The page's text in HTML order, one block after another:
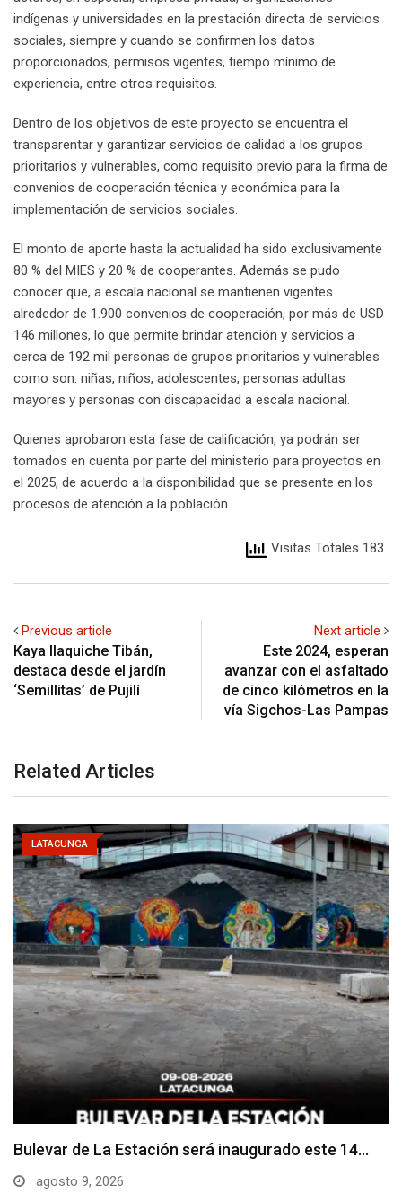
indígenas y universidades en la prestación directa de servicios
sociales, siempre y cuando se confirmen los datos
proporcionados, permisos vigentes, tiempo mínimo de
experiencia, entre otros requisitos.
Dentro de los objetivos de este proyecto se encuentra el
transparentar y garantizar servicios de calidad a los grupos
prioritarios y vulnerables, como requisito previo para la firma de
convenios de cooperación técnica y económica para la
implementación de servicios sociales.
El monto de aporte hasta la actualidad ha sido exclusivamente
80 % del MIES y 20 % de cooperantes. Además se pudo
conocer que, a escala nacional se mantienen vigentes
alrededor de 1.900 convenios de cooperación, por más de USD
146 millones, lo que permite brindar atención y servicios a
cerca de 192 mil personas de grupos prioritarios y vulnerables
como son: niñas, niños, adolescentes, personas adultas
mayores y personas con discapacidad a escala nacional.
Quienes aprobaron esta fase de calificación, ya podrán ser
tomados en cuenta por parte del ministerio para proyectos en
el 2025, de acuerdo a la disponibilidad que se presente en los
procesos de atención a la población.
Visitas Totales 183
Previous article
Kaya Ilaquiche Tibán,
destaca desde el jardín
‘Semillitas’ de Pujilí
Next article
Este 2024, esperan
avanzar con el asfaltado
de cinco kilómetros en la
vía Sigchos-Las Pampas
Related Articles
LATACUNGA
Adoquines levantados generan preocupación en
dos vías de…